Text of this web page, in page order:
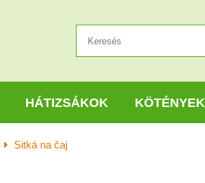
HÁTIZSÁKOK KÖTÉNYEK
Sitká na čaj